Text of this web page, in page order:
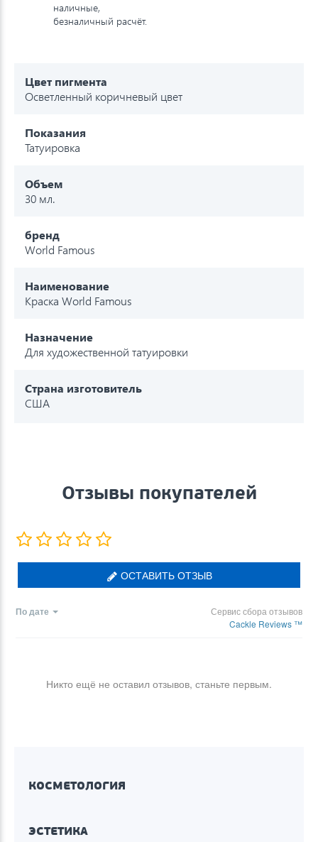
наличные,
безналичный расчёт.
Цвет пигмента
Осветленный коричневый цвет
Показания
Татуировка
Объем
30 мл.
бренд
World Famous
Наименование
Краска World Famous
Назначение
Для художественной татуировки
Страна изготовитель
США
Отзывы покупателей
ОСТАВИТЬ ОТЗЫВ
По дате
Сервис сбора отзывов
Cackle Reviews ™
Никто ещё не оставил отзывов, станьте первым.
КОСМЕТОЛОГИЯ
ЭСТЕТИКА